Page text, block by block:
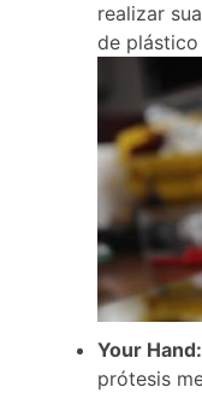
realizar
de plástico
Your Hand:
prótesis